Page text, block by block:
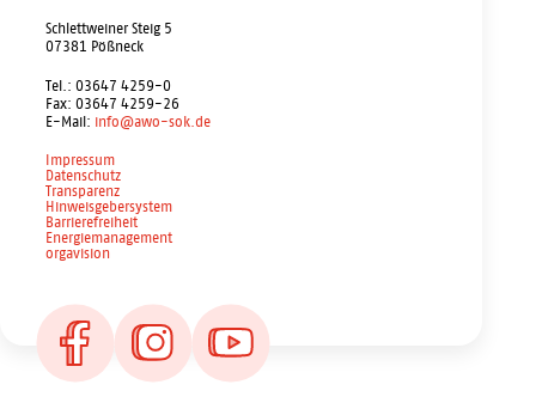
Schlettweiner Steig 5
07381 Pößneck
Tel.: 03647 4259-0
Fax: 03647 4259-26
E-Mail: info@awo-sok.de
Impressum
Datenschutz
Transparenz
Hinweisgebersystem
Barrierefreiheit
Energiemanagement
orgavision